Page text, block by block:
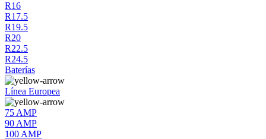
R16
R17.5
R19.5
R20
R22.5
R24.5
Baterías
Línea Europea
75 AMP
90 AMP
100 AMP